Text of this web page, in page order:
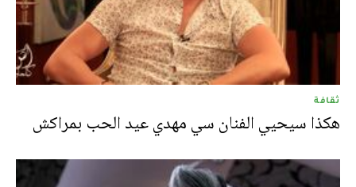
ثقافة
هكذا سيحيي الفنان سي مهدي عيد الحب بمراكش